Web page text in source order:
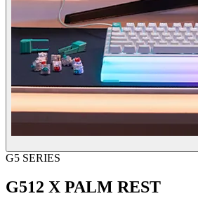
G5 SERIES
G512 X PALM REST